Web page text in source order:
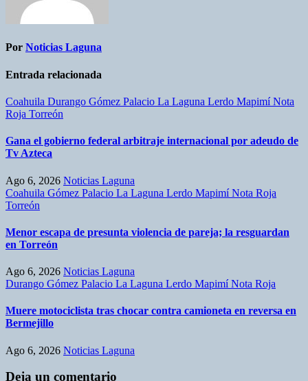
Por Noticias Laguna
Entrada relacionada
Coahuila Durango Gómez Palacio La Laguna Lerdo MapimíNota
Roja Torreón
Gana el gobierno federal arbitraje internacional por adeudo de
Tv Azteca
Ago 6, 2026 Noticias Laguna
Coahuila Gómez Palacio La Laguna Lerdo MapimíNota Roja
Torreón
Menor escapa de presunta violencia de pareja; la resguardan
en Torreón
Ago 6, 2026 Noticias Laguna
Durango Gómez Palacio La Laguna Lerdo MapimíNota Roja
Muere motociclista tras chocar contra camioneta en reversa en
Bermejillo
Ago 6, 2026 Noticias Laguna
Deja un comentario